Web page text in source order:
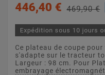
446,40 € 469,90 €
Expédition sous 10 jours
Ce plateau de coupe
s'adapte sur le tracteur
Largeur : 98 cm. Pour
embrayage